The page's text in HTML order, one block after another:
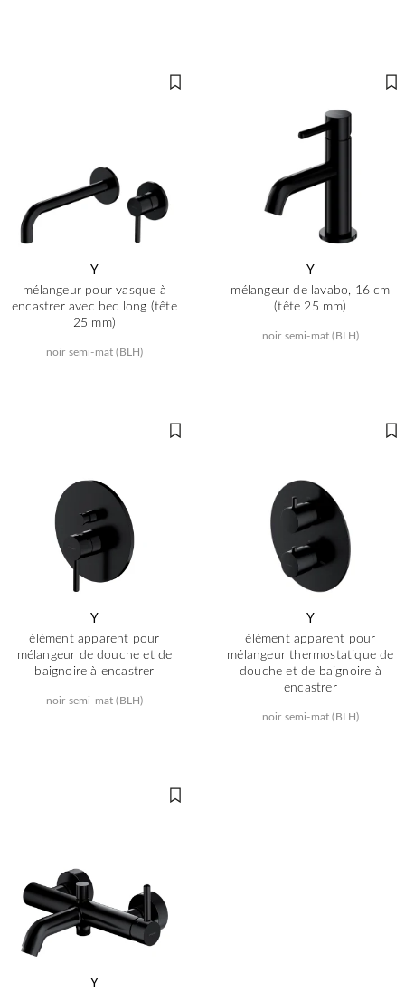
Y
mélangeur pour vasque à
encastrer avec bec long (tête
25 mm)
noir semi-mat (BLH)
Y
mélangeur de lavabo, 16 cm
(tête 25 mm)
noir semi-mat (BLH)
Y
élément apparent pour
mélangeur de douche et de
baignoire à encastrer
noir semi-mat (BLH)
Y
élément apparent pour
mélangeur thermostatique de
douche et de baignoire à
encastrer
noir semi-mat (BLH)
Y